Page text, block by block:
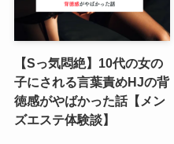
【Sっ気悶絶】10代の女の
子にされる言葉責めHJの背
徳感がやばかった話【メン
ズエステ体験談】